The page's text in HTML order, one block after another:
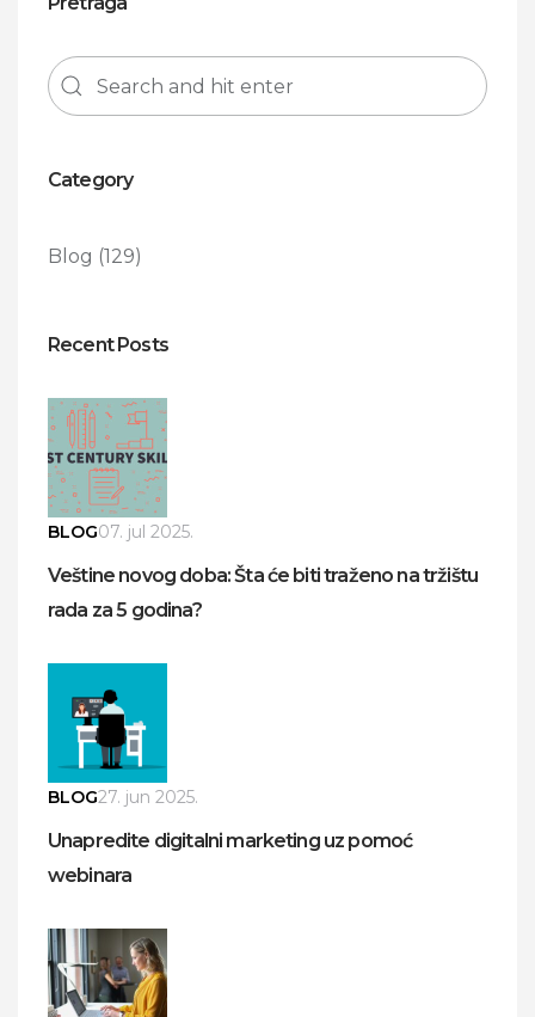
Category
Blog (129)
Recent Posts
BLOG07. jul 2025.
Veštine novog doba: Šta će biti traženo na tržištu
rada za 5 godina?
BLOG27. jun 2025.
Unapredite digitalni marketing uz pomoć
webinara